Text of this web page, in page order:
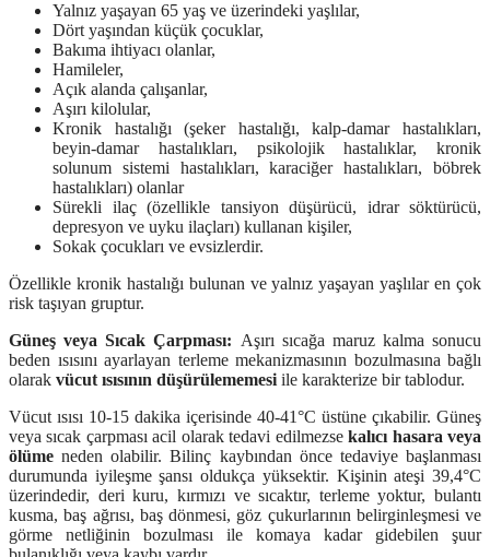
Yalnız yaşayan 65 yaş ve üzerindeki yaşlılar,
Dört yaşından küçük çocuklar,
Bakıma ihtiyacı olanlar,
Hamileler,
Açık alanda çalışanlar,
Aşırı kilolular,
Kronik hastalığı (şeker hastalığı, kalp-damar hastalıkları,
beyin-damar hastalıkları, psikolojik hastalıklar, kronik
solunum sistemi hastalıkları, karaciğer hastalıkları, böbrek
hastalıkları) olanlar
Sürekli ilaç (özellikle tansiyon düşürücü, idrar söktürücü,
depresyon ve uyku ilaçları) kullanan kişiler,
Sokak çocukları ve evsizlerdir.
Özellikle kronik hastalığı bulunan ve yalnız yaşayan yaşlılar en çok
risk taşıyan gruptur.
Güneş veya Sıcak Çarpması: Aşırı sıcağa maruz kalma sonucu
beden ısısını ayarlayan terleme mekanizmasının bozulmasına bağlı
olarak vücut ısısının düşürülememesi ile karakterize bir tablodur.
Vücut ısısı 10-15 dakika içerisinde 40-41°C üstüne çıkabilir. Güneş
veya sıcak çarpması acil olarak tedavi edilmezsekalıcı hasara veya
ölüme neden olabilir. Bilinç kaybından önce tedaviye başlanması
durumunda iyileşme şansı oldukça yüksektir. Kişinin ateşi 39,4°C
üzerindedir, deri kuru, kırmızı ve sıcaktır, terleme yoktur, bulantı
kusma, baş ağrısı, baş dönmesi, göz çukurlarının belirginleşmesi ve
görme netliğinin bozulması ile komaya kadar gidebilen şuur